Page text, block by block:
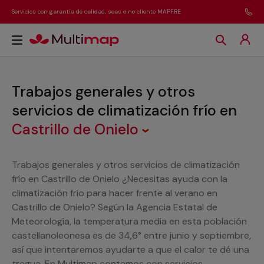
Servicios con garantía de calidad, seas o no cliente MAPFRE
Trabajos generales y otros
servicios de climatización frío en
Castrillo de Onielo
Trabajos generales y otros servicios de climatización
frío en Castrillo de Onielo ¿Necesitas ayuda con la
climatización frío para hacer frente al verano en
Castrillo de Onielo? Según la Agencia Estatal de
Meteorología, la temperatura media en esta población
castellanoleonesa es de 34,6° entre junio y septiembre,
así que intentaremos ayudarte a que el calor te dé una